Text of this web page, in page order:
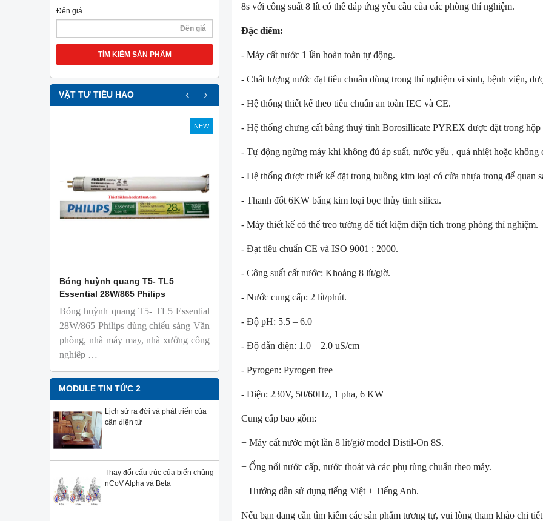
Đến giá
TÌM KIẾM SẢN PHẨM
VẬT TƯ TIÊU HAO
NEW
Bóng huỳnh quang T5- TL5
Essential 28W/865 Philips
Bóng huỳnh quang T5- TL5 Essential
28W/865 Philips dùng chiếu sáng Văn
phòng, nhà máy may, nhà xưởng công
nghiệp …
NEW
Bóng đèn soi màu TL-D 90 Graphica
18W/965 T8 Philips
phỏng tương đương với ánh sáng tự
Với độ hoàn màu cực cao nên được
Sản phẩm được sản xuất bởi hãng
‹ ›
MODULE TIN TỨC 2
Lịch sử ra đời và phát triển của
cân điện tử
Thay đổi cấu trúc của biến chủng
nCoV Alpha và Beta
8s với công suất 8 lít có thể đáp ứng yêu cầu của các phòng thí nghiệm.
Đặc điểm:
- Máy cất nước 1 lần hoàn toàn tự động.
- Chất lượng nước đạt tiêu chuẩn dùng trong thí nghiệm vi sinh, bệnh viện,
- Hệ thống thiết kế theo tiêu chuẩn an toàn IEC và CE.
- Hệ thống chưng cất bằng thuỷ tinh Borosillicate PYREX được đặt trong hộp
- Tự động ngừng máy khi không đủ áp suất, nước yếu , quá nhiệt hoặc không
- Hệ thống được thiết kế đặt trong buồng kim loại có cửa nhựa trong để quan
- Thanh đốt 6KW bằng kim loại bọc thủy tinh silica.
- Máy thiết kế có thể treo tường để tiết kiệm diện tích trong phòng thí nghiệm.
- Đạt tiêu chuẩn CE và ISO 9001 : 2000.
- Công suất cất nước: Khoảng 8 lít/giờ.
- Nước cung cấp: 2 lít/phút.
- Độ pH: 5.5 – 6.0
- Độ dẫn điện: 1.0 – 2.0 uS/cm
- Pyrogen: Pyrogen free
- Điện: 230V, 50/60Hz, 1 pha, 6 KW
Cung cấp bao gồm:
+ Máy cất nước một lần 8 lít/giờ model Distil-On 8S.
+ Ống nối nước cấp, nước thoát và các phụ tùng chuẩn theo máy.
+ Hướng dẫn sử dụng tiếng Việt + Tiếng Anh.
Nếu bạn đang cần tìm kiếm các sản phẩm tương tự, vui lòng tham khảo chi tiết